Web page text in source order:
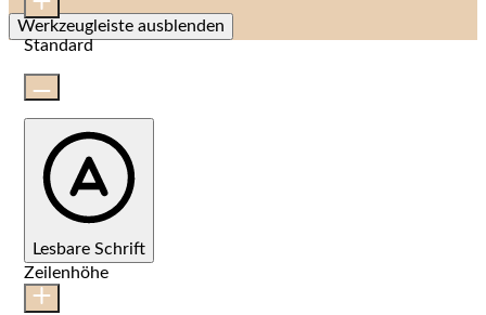
Werkzeugleiste ausblenden
Standard
Lesbare Schrift
Zeilenhöhe